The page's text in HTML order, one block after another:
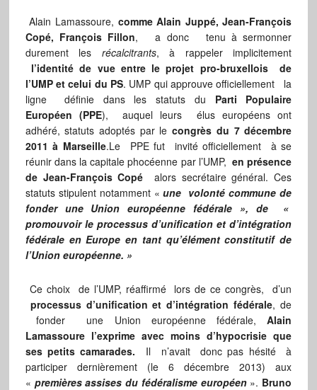
Alain Lamassoure, comme Alain Juppé, Jean-François
Copé, François Fillon, a donc tenu à sermonner
durement les récalcitrants, à rappeler implicitement
l’identité de vue entre le projet pro-bruxellois de
l’UMP et celui du PS. UMP qui approuve officiellement la
ligne définie dans les statuts du Parti Populaire
Européen (PPE), auquel leurs élus européens ont
adhéré, statuts adoptés par lecongrès du 7 décembre
2011 à Marseille.Le PPE fut invité officiellement à se
réunir dans la capitale phocéenne par l’UMP, en présence
de Jean-François Copé alors secrétaire général. Ces
statuts stipulent notamment « une volonté commune de
fonder une Union européenne fédérale », de «
promouvoir le processus d’unification et d’intégration
fédérale en Europe en tant qu’élément constitutif de
l’Union européenne. »
Ce choix de l’UMP, réaffirmé lors de ce congrès, d’un
processus d’unification et d’intégration fédérale, de
fonder une Union européenne fédérale,Alain
Lamassoure l’exprime avec moins d’hypocrisie que
ses petits camarades. Il n’avait donc pas hésité à
participer dernièrement (le 6 décembre 2013) aux
« premières assises du fédéralisme européen ». Bruno